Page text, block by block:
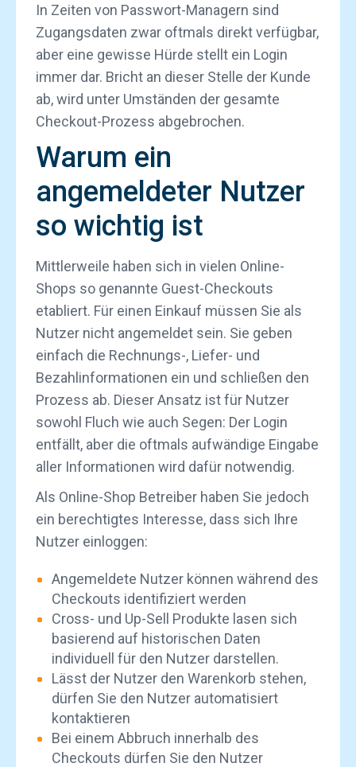
In Zeiten von Passwort-Managern sind
Zugangsdaten zwar oftmals direkt verfügbar,
aber eine gewisse Hürde stellt ein Login
immer dar. Bricht an dieser Stelle der Kunde
ab, wird unter Umständen der gesamte
Checkout-Prozess abgebrochen.
Warum ein
angemeldeter Nutzer
so wichtig ist
Mittlerweile haben sich in vielen Online-
Shops so genannte Guest-Checkouts
etabliert. Für einen Einkauf müssen Sie als
Nutzer nicht angemeldet sein. Sie geben
einfach die Rechnungs-, Liefer- und
Bezahlinformationen ein und schließen den
Prozess ab. Dieser Ansatz ist für Nutzer
sowohl Fluch wie auch Segen: Der Login
entfällt, aber die oftmals aufwändige Eingabe
aller Informationen wird dafür notwendig.
Als Online-Shop Betreiber haben Sie jedoch
ein berechtigtes Interesse, dass sich Ihre
Nutzer einloggen:
Angemeldete Nutzer können während des
Checkouts identifiziert werden
Cross- und Up-Sell Produkte lasen sich
basierend auf historischen Daten
individuell für den Nutzer darstellen.
Lässt der Nutzer den Warenkorb stehen,
dürfen Sie den Nutzer automatisiert
kontaktieren
Bei einem Abbruch innerhalb des
Checkouts dürfen Sie den Nutzer